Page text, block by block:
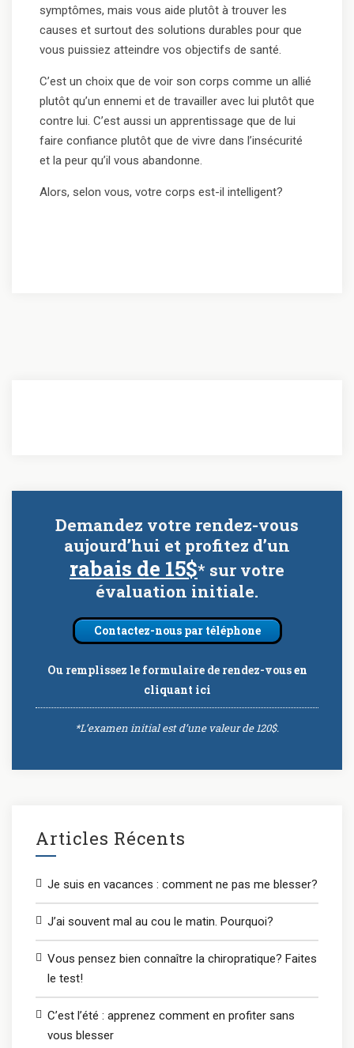
symptômes, mais vous aide plutôt à trouver les
causes et surtout des solutions durables pour que
vous puissiez atteindre vos objectifs de santé.
C’est un choix que de voir son corps comme un allié
plutôt qu’un ennemi et de travailler avec lui plutôt que
contre lui. C’est aussi un apprentissage que de lui
faire confiance plutôt que de vivre dans l’insécurité
et la peur qu’il vous abandonne.
Alors, selon vous, votre corps est-il intelligent?
Demandez votre rendez-vous
aujourd’hui et profitez d’un
rabais de 15$* sur votre
évaluation initiale.
Contactez-nous par téléphone
Ou remplissez le formulaire de rendez-vousen
cliquant ici
*L’examen initial est d’une valeur de 120$.
Articles Récents
Je suis en vacances : comment ne pas me blesser?
J’ai souvent mal au cou le matin. Pourquoi?
Vous pensez bien connaître la chiropratique? Faites
le test!
C’est l’été : apprenez comment en profiter sans
vous blesser